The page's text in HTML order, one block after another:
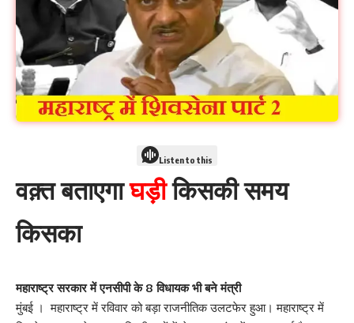
Listen to this
वक़्त बताएगाघड़ीकिसकी समय
किसका
महाराष्ट्र सरकार में एनसीपी के 8 विधायक भी बने मंत्री
मुंबई । महाराष्ट्र में रविवार को बड़ा राजनीतिक उलटफेर हुआ। महाराष्ट्र में